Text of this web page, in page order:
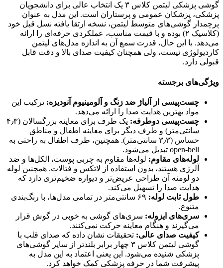
گوشی پزشکی لیتمن کلاس ۳ یک انتخاب عالی برای دانشجویان
پزشکی، پزشکان عمومی و پرستاران است. این مدل به عنوان
پرچمدار گوشی‌های متوسط لیتمن، نسخه ارتقا یافته نسل قبل خود
(کلاسیک ۲) بوده و با قیمت مناسب، عملکردی حرفه‌ای را ارائه
می‌دهد. با این حال، قدرت سمع آن به اندازه مدل‌های لیتمن
کاردیولوژی نیست، ولی همچنان کیفیت صدای بالا و دقت قابل
قبولی دارد.
ویژگی‌های برجسته
چست‌پیسی از آلیاژ ضد زنگ و آلومینیوم آنودیزه: ترکیب این
مواد بهترین هدایت صدا را ارائه می‌دهد.
چست‌پیسی دوطرفه:
یک طرف برای معاینه بزرگسالان (۴٫۳
سانتی‌متر) و طرف دیگر برای معاینه اطفال و مناطق
حساس (۳٫۳ سانتی‌متر). همچنین، طرف اطفال به راحتی به
open-bell تبدیل می‌شود.
لوله‌های مقاوم: لوله‌ها مقاوم به چربی پوست، الکل‌ها و ضد
آلرژی هستند، بدون استفاده از لاتکس و فتالات. همچنین لوله
دو لومنه آن طراحی عریض‌تر و دیواره ضخیم‌تری دارد که
هدایت صدا را تسهیل می‌کند.
طول ثابت لوله:
۶۹ سانتی‌متر در تمامی مدل‌ها، با رنگ‌بندی
متنوع.
سری‌های ایزوله: سری‌های گوشی به خوبی در گوش قرار
می‌گیرند و هنگام معاینه حرکت نمی‌کنند.
کیفیت صدای عالی: تحقیقات نشان داده که صدای قلب با
گوشی لیتمن کلاس ۳ چهار برابر بلندتر از سایر گوشی‌های
پزشکی شنیده می‌شود. این یعنی اعتماد به این مدل به
پیشرفت شما در حرفه پزشکی کمک خواهد کرد.